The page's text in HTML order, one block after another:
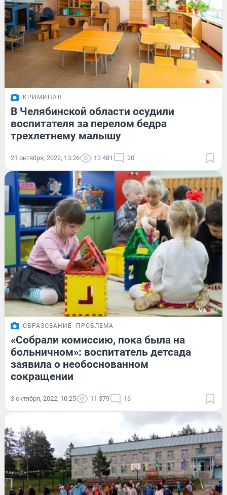
КРИМИНАЛ
В Челябинской области осудили
воспитателя за перелом бедра
трехлетнему малышу
21 октября, 2022, 13:26 13 481 20
ОБРАЗОВАНИЕ ПРОБЛЕМА
«Собрали комиссию, пока была на
больничном»: воспитатель детсада
заявила о необоснованном
сокращении
3 октября, 2022, 10:25 11 379 16